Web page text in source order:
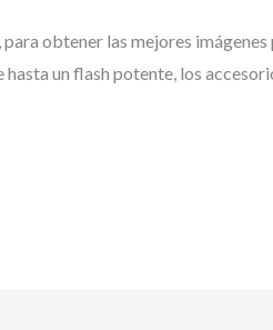
obtener las mejores
un flash potente, los